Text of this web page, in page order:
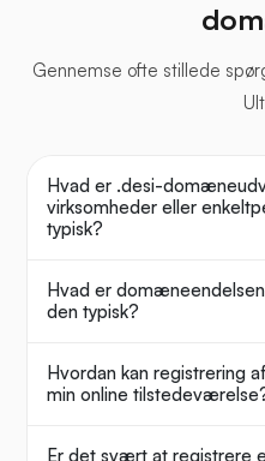
Gennemse ofte stillede
Hvad er .desi-
virksomheder eller
typisk?
Hvad er
den typisk?
Hvordan kan registrering
min online
Er det svært at registrere